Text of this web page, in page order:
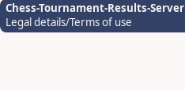
Chess-Tournament-Results-Server
Legal details/Terms of use